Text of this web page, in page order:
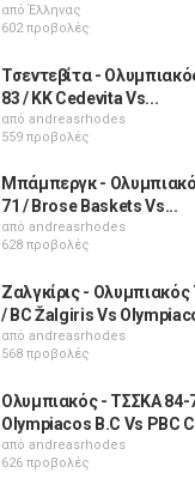
απόΈλληνας
602 προβολές
Τσεντεβίτα -
83 / KK Cedevita Vs...
από andreasrhodes
559 προβολές
Μπάμπεργκ -
71 / Brose Baskets Vs...
από andreasrhodes
628 προβολές
Ζαλγκίρις - Ολυμπιακός
/ BC Žalgiris Vs
από andreasrhodes
568 προβολές
Ολυμπιακός - ΤΣΣΚΑ 84-
Olympiacos B.C Vs PBC
από andreasrhodes
626 προβολές